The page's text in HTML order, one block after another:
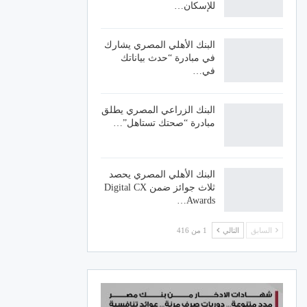
للإسكان…
البنك الأهلي المصري يشارك
في مبادرة “حدث بياناتك
في…
البنك الزراعي المصري يطلق
مبادرة “صحتك تستاهل”…
البنك الأهلي المصري يحصد
ثلاث جوائز ضمن Digital CX
Awards…
السابق التالي 1 من 416